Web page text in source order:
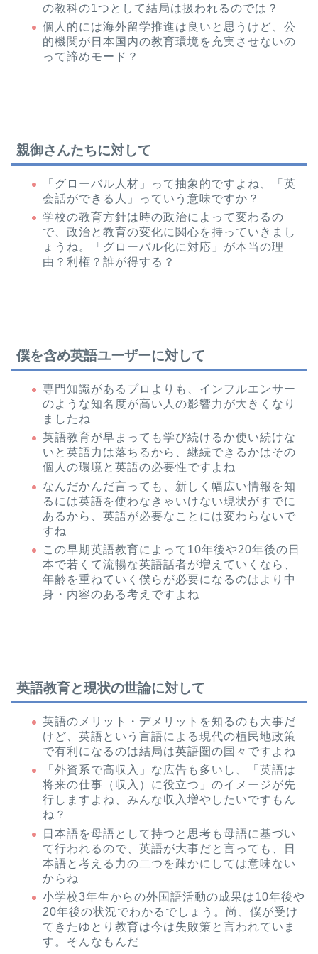
の教科の1つとして結局は扱われるのでは？
個人的には海外留学推進は良いと思うけど、公
的機関が日本国内の教育環境を充実させないの
って諦めモード？
親御さんたちに対して
「グローバル人材」って抽象的ですよね、「英
会話ができる人」っていう意味ですか？
学校の教育方針は時の政治によって変わるの
で、政治と教育の変化に関心を持っていきまし
ょうね。「グローバル化に対応」が本当の理
由？利権？誰が得する？
僕を含め英語ユーザーに対して
専門知識があるプロよりも、インフルエンサー
のような知名度が高い人の影響力が大きくなり
ましたね
英語教育が早まっても学び続けるか使い続けな
いと英語力は落ちるから、継続できるかはその
個人の環境と英語の必要性ですよね
なんだかんだ言っても、新しく幅広い情報を知
るには英語を使わなきゃいけない現状がすでに
あるから、英語が必要なことには変わらないで
すね
この早期英語教育によって10年後や20年後の日
本で若くて流暢な英語話者が増えていくなら、
年齢を重ねていく僕らが必要になるのはより中
身・内容のある考えですよね
英語教育と現状の世論に対して
英語のメリット・デメリットを知るのも大事だ
けど、英語という言語による現代の植民地政策
で有利になるのは結局は英語圏の国々ですよね
「外資系で高収入」な広告も多いし、「英語は
将来の仕事（収入）に役立つ」のイメージが先
行しますよね、みんな収入増やしたいですもん
ね？
日本語を母語として持つと思考も母語に基づい
て行われるので、英語が大事だと言っても、日
本語と考える力の二つを疎かにしては意味ない
からね
小学校3年生からの外国語活動の成果は10年後や
20年後の状況でわかるでしょう。尚、僕が受け
てきたゆとり教育は今は失敗策と言われていま
す。そんなもんだ